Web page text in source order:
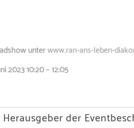
unterwww.ran-ans-leben-
2023 10:20 – 12:05
der